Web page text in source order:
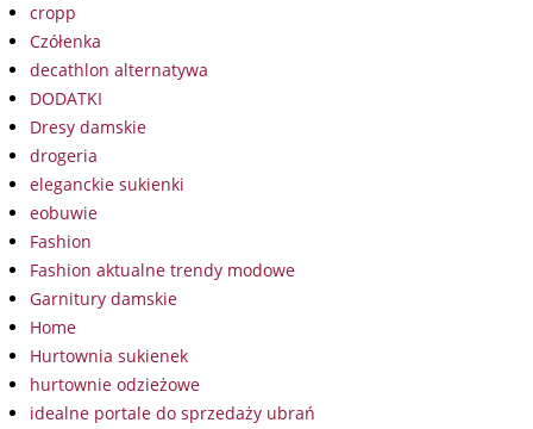
cropp
Czółenka
decathlon alternatywa
DODATKI
Dresy damskie
drogeria
eleganckie sukienki
eobuwie
Fashion
Fashion aktualne trendy modowe
Garnitury damskie
Home
Hurtownia sukienek
hurtownie odzieżowe
idealne portale do sprzedaży ubrań